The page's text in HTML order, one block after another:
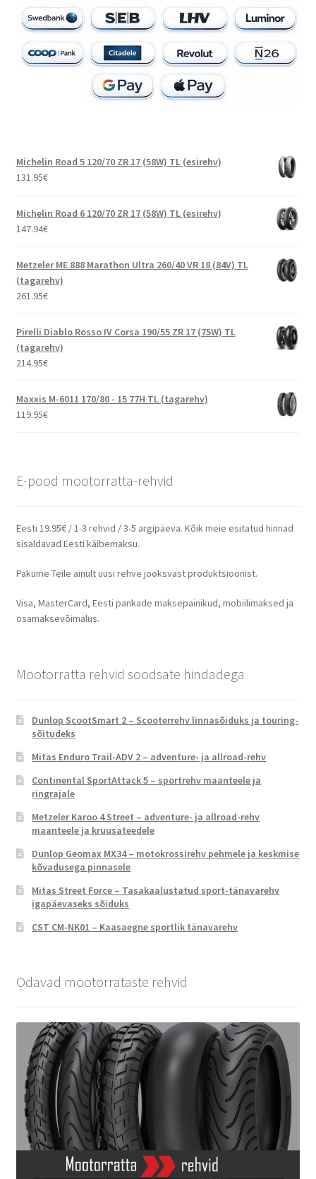
Michelin Road 5 120/70 ZR 17 (58W) TL (esirehv)
131.95€
Michelin Road 6 120/70 ZR 17 (58W) TL (esirehv)
147.94€
Metzeler ME 888 Marathon Ultra 260/40 VR 18 (84V) TL
(tagarehv)
261.95€
Pirelli Diablo Rosso IV Corsa 190/55 ZR 17 (75W) TL
(tagarehv)
214.95€
Maxxis M-6011 170/80 - 15 77H TL (tagarehv)
119.95€
E-pood mootorratta-rehvid
Eesti 19.95€ / 1-3 rehvid / 3-5 argipäeva. Kõik meie esitatud hinnad
sisaldavad Eesti käibemaksu.
Pakume Teile ainult uusi rehve jooksvast produktsioonist.
Visa, MasterCard, Eesti pankade maksepainikud, mobiilimaksed ja
osamaksevõimalus.
Mootorratta rehvid soodsate hindadega
Dunlop ScootSmart 2 – Scooterrehv linnasõiduks ja touring-
sõitudeks
Mitas Enduro Trail-ADV 2 – adventure- ja allroad-rehv
Continental SportAttack 5 – sportrehv maanteele ja
ringrajale
Metzeler Karoo 4 Street – adventure- ja allroad-rehv
maanteele ja kruusateedele
Dunlop Geomax MX34 – motokrossirehv pehmele ja keskmise
kõvadusega pinnasele
Mitas Street Force – Tasakaalustatud sport-tänavarehv
igapäevaseks sõiduks
CST CM-NK01 – Kaasaegne sportlik tänavarehv
Odavad mootorrataste rehvid